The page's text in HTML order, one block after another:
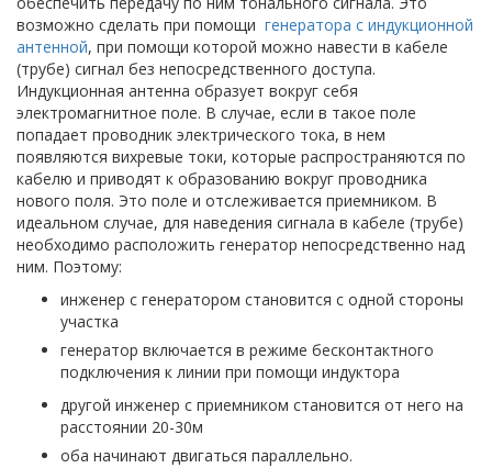
возможно сделать при помощи генератора с индукционной
антенной, при помощи которой можно навести в кабеле
(трубе) сигнал без непосредственного доступа.
Индукционная антенна образует вокруг себя
электромагнитное поле. В случае, если в такое поле
попадает проводник электрического тока, в нем
появляются вихревые токи, которые распространяются по
кабелю и приводят к образованию вокруг проводника
нового поля. Это поле и отслеживается приемником. В
идеальном случае, для наведения сигнала в кабеле (трубе)
необходимо расположить генератор непосредственно над
ним. Поэтому:
инженер с генератором становится с одной стороны
участка
генератор включается в режиме бесконтактного
подключения к линии при помощи индуктора
другой инженер с приемником становится от него на
расстоянии 20-30м
оба начинают двигаться параллельно.